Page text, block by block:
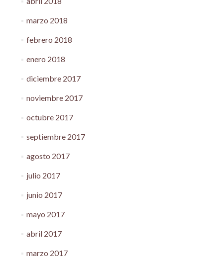
marzo 2018
febrero 2018
enero 2018
diciembre 2017
noviembre 2017
octubre 2017
septiembre 2017
agosto 2017
julio 2017
junio 2017
mayo 2017
abril 2017
marzo 2017